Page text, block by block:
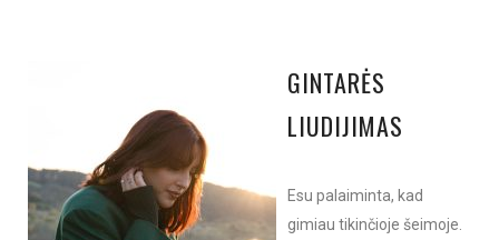
GINTARĖS
LIUDIJIMAS
Esu palaiminta, kad
gimiau tikinčioje šeimoje.